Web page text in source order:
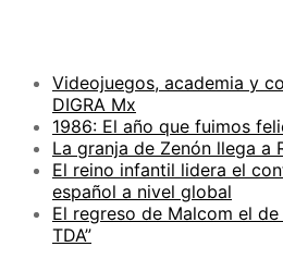
Videojuegos, academia y
DIGRA Mx
1986: El año que fuimos
La granja de Zenón llega a
El reino infantil lidera el
español a nivel global
El regreso de Malcom el
TDA”